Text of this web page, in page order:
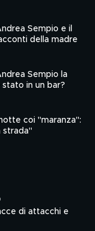
Sempio e il
della madre
Sempio la
in un bar?
coi "maranza":
strada"
di attacchi e